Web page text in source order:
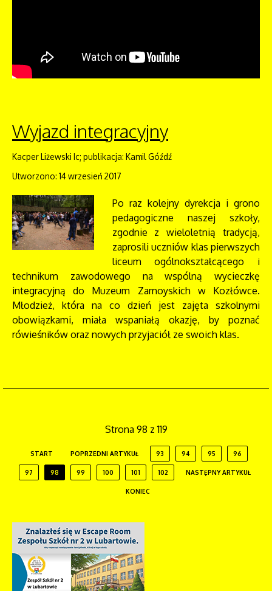
Wyjazd integracyjny
Kacper Liżewski Ic; publikacja: Kamil Góźdź
Utworzono: 14 wrzesień 2017
Po raz kolejny dyrekcja i grono
pedagogiczne naszej szkoły,
zgodnie z wieloletnią tradycją,
zaprosili uczniów klas pierwszych
liceum ogólnokształcącego i
technikum zawodowego na wspólną wycieczkę
integracyjną do Muzeum Zamoyskich w Kozłówce.
Młodzież, która na co dzień jest zajęta szkolnymi
obowiązkami, miała wspaniałą okazję, by poznać
rówieśników oraz nowych przyjaciół ze swoich klas.
Strona 98 z 119
START POPRZEDNI ARTYKUŁ 93 94 95 96
97 98 99 100 101 102 NASTĘPNY ARTYKUŁ
KONIEC